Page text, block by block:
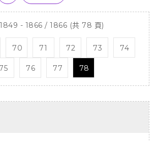
- 1866 / 1866 (共 78 頁)
70 71 72 73 74
75 76 77 78